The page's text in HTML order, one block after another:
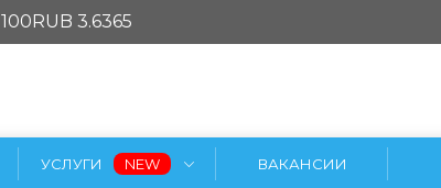
100RUB 3.6365
УСЛУГИ ВАКАНСИИ